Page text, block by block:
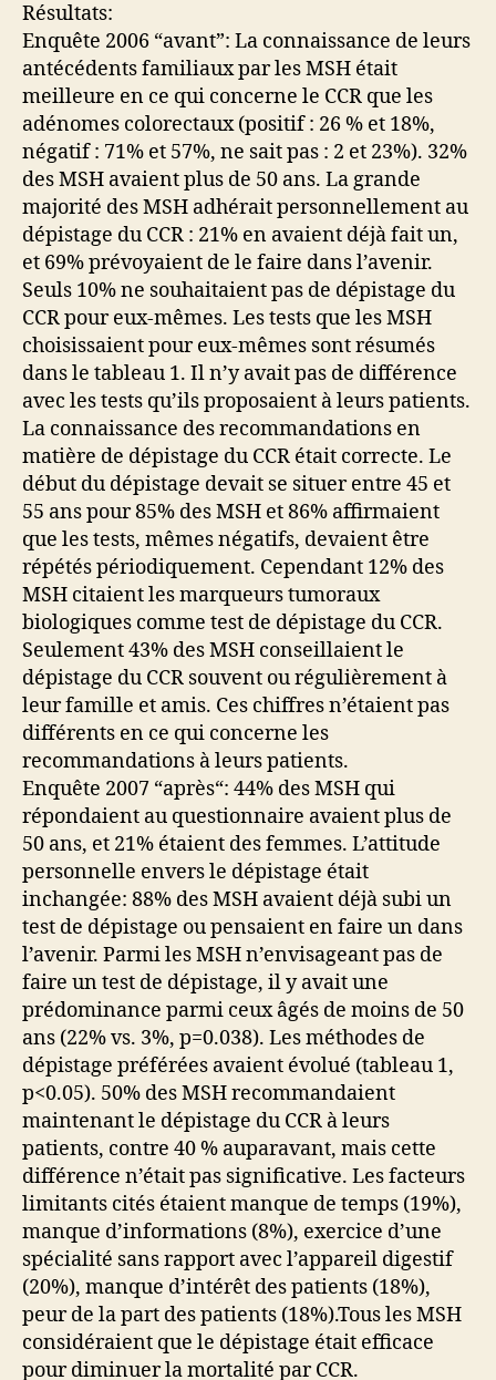
Résultats:
Enquête 2006 “avant”: La connaissance de leurs
antécédents familiaux par les MSH était
meilleure en ce qui concerne le CCR que les
adénomes colorectaux (positif : 26 % et 18%,
négatif : 71% et 57%, ne sait pas : 2 et 23%). 32%
des MSH avaient plus de 50 ans. La grande
majorité des MSH adhérait personnellement au
dépistage du CCR : 21% en avaient déjà fait un,
et 69% prévoyaient de le faire dans l’avenir.
Seuls 10% ne souhaitaient pas de dépistage du
CCR pour eux-mêmes. Les tests que les MSH
choisissaient pour eux-mêmes sont résumés
dans le tableau 1. Il n’y avait pas de différence
avec les tests qu’ils proposaient à leurs patients.
La connaissance des recommandations en
matière de dépistage du CCR était correcte. Le
début du dépistage devait se situer entre 45 et
55 ans pour 85% des MSH et 86% affirmaient
que les tests, mêmes négatifs, devaient être
répétés périodiquement. Cependant 12% des
MSH citaient les marqueurs tumoraux
biologiques comme test de dépistage du CCR.
Seulement 43% des MSH conseillaient le
dépistage du CCR souvent ou régulièrement à
leur famille et amis. Ces chiffres n’étaient pas
différents en ce qui concerne les
recommandations à leurs patients.
Enquête 2007 “après“: 44% des MSH qui
répondaient au questionnaire avaient plus de
50 ans, et 21% étaient des femmes. L’attitude
personnelle envers le dépistage était
inchangée: 88% des MSH avaient déjà subi un
test de dépistage ou pensaient en faire un dans
l’avenir. Parmi les MSH n’envisageant pas de
faire un test de dépistage, il y avait une
prédominance parmi ceux âgés de moins de 50
ans (22% vs. 3%, p=0.038). Les méthodes de
dépistage préférées avaient évolué (tableau 1,
p<0.05). 50% des MSH recommandaient
maintenant le dépistage du CCR à leurs
patients, contre 40 % auparavant, mais cette
différence n’était pas significative. Les facteurs
limitants cités étaient manque de temps (19%),
manque d’informations (8%), exercice d’une
spécialité sans rapport avec l’appareil digestif
(20%), manque d’intérêt des patients (18%),
peur de la part des patients (18%).Tous les MSH
considéraient que le dépistage était efficace
pour diminuer la mortalité par CCR.